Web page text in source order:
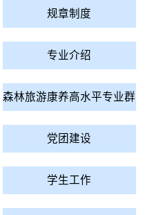
规章制度
专业介绍
森林旅游康养高水平专业群
党团建设
学生工作